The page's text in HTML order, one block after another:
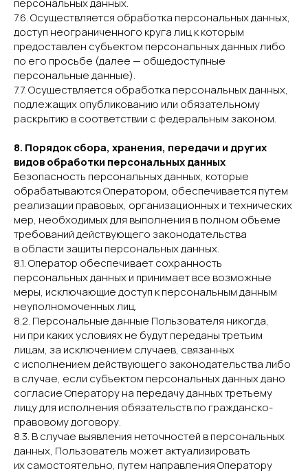
персональных данных.
7.6. Осуществляется обработка персональных данных,
доступ неограниченного круга лиц к которым
предоставлен субъектом персональных данных либо
по его просьбе (далее — общедоступные
персональные данные).
7.7. Осуществляется обработка персональных данных,
подлежащих опубликованию или обязательному
раскрытию в соответствии с федеральным законом.
8. Порядок сбора, хранения, передачи и других
видов обработки персональных данных
Безопасность персональных данных, которые
обрабатываются Оператором, обеспечивается путем
реализации правовых, организационных и технических
мер, необходимых для выполнения в полном объеме
требований действующего законодательства
в области защиты персональных данных.
8.1. Оператор обеспечивает сохранность
персональных данных и принимает все возможные
меры, исключающие доступ к персональным данным
неуполномоченных лиц.
8.2. Персональные данные Пользователя никогда,
ни при каких условиях не будут переданы третьим
лицам, за исключением случаев, связанных
с исполнением действующего законодательства либо
в случае, если субъектом персональных данных дано
согласие Оператору на передачу данных третьему
лицу для исполнения обязательств по гражданско-
правовому договору.
8.3. В случае выявления неточностей в персональных
данных, Пользователь может актуализировать
их самостоятельно, путем направления Оператору